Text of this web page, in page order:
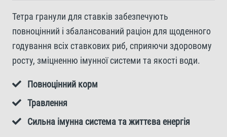
Тетра гранули для ставків забезпечують
повноцінний і збалансований раціон для щоденного
годування всіх ставкових риб, сприяючи здоровому
росту, зміцненню імунної системи та якості води.
Повноцінний корм
Травлення
Сильна імунна система та життєва енергія